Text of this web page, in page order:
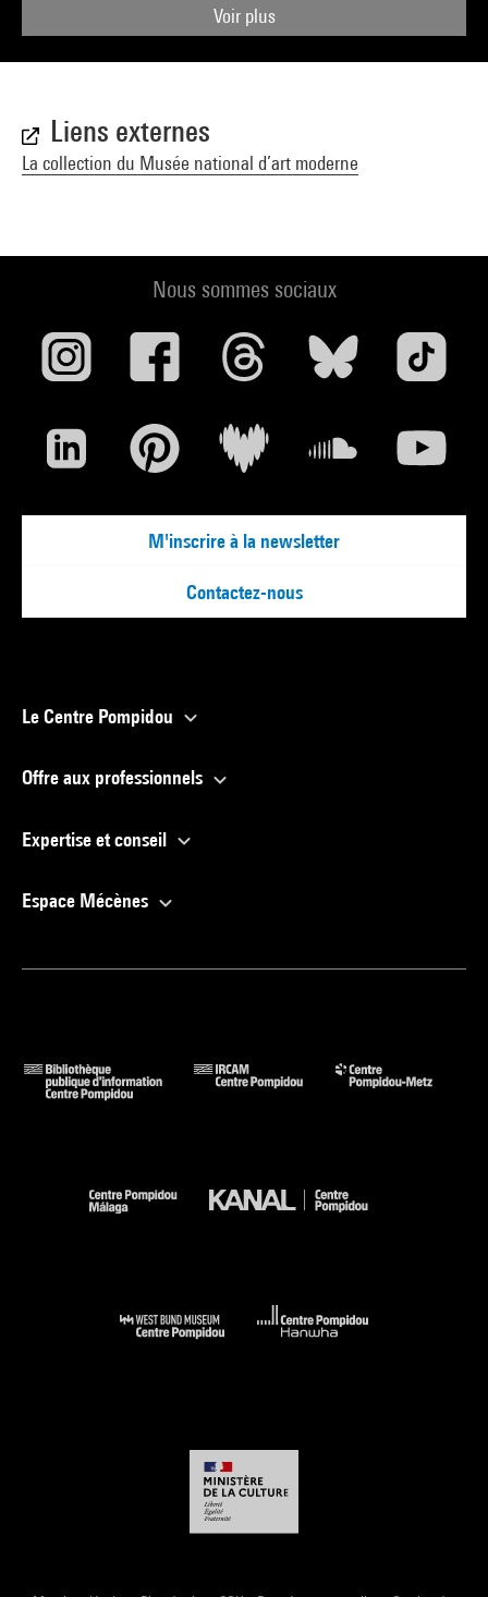
Voir plus
Liens externes
La collection du Musée national d’art moderne
Nous sommes sociaux
M'inscrire à la newsletter
Contactez-nous
Le Centre Pompidou
Offre aux professionnels
Expertise et conseil
Espace Mécènes